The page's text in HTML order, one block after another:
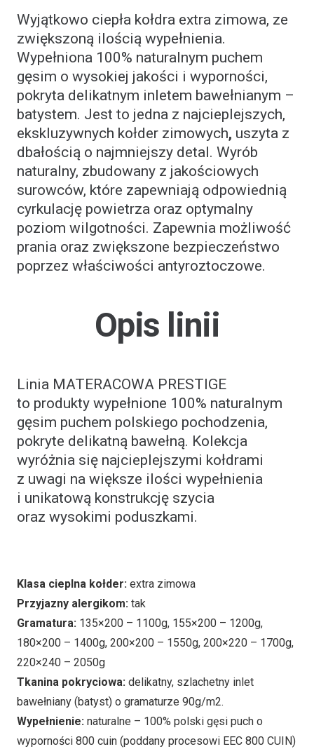
Wyjątkowo ciepła kołdra extra zimowa, ze
zwiększoną ilością wypełnienia.
Wypełniona 100% naturalnym puchem
gęsim o wysokiej jakości i wyporności,
pokryta delikatnym inletem bawełnianym –
batystem. Jest to jedna z najcieplejszych,
ekskluzywnych kołder zimowych, uszyta z
dbałością o najmniejszy detal. Wyrób
naturalny, zbudowany z jakościowych
surowców, które zapewniają odpowiednią
cyrkulację powietrza oraz optymalny
poziom wilgotności. Zapewnia możliwość
prania oraz zwiększone bezpieczeństwo
poprzez właściwości antyroztoczowe.
Opis linii
Linia MATERACOWA PRESTIGE
to produkty wypełnione 100% naturalnym
gęsim puchem polskiego pochodzenia,
pokryte delikatną bawełną. Kolekcja
wyróżnia się najcieplejszymi kołdrami
z uwagi na większe ilości wypełnienia
i unikatową konstrukcję szycia
oraz wysokimi poduszkami.
Klasa cieplna kołder: extra zimowa
Przyjazny alergikom: tak
Gramatura: 135×200 – 1100g, 155×200 – 1200g,
180×200 – 1400g, 200×200 – 1550g, 200×220 – 1700g,
220×240 – 2050g
Tkanina pokryciowa: delikatny, szlachetny inlet
bawełniany (batyst) o gramaturze 90g/m2.
Wypełnienie: naturalne – 100% polski gęsi puch o
wyporności 800 cuin (poddany procesowi EEC 800 CUIN)